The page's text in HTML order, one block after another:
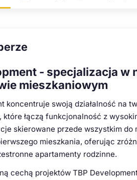
- specjalizacja w
mieszkaniowym
koncentruje swoją działalność na
łączą funkcjonalność z
skierowane przede wszystkim do
mieszkania, oferując
apartamenty rodzinne.
cechą projektów TBP